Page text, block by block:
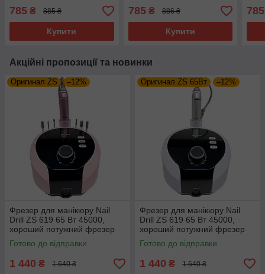
фрезер апарат фрези Nail
Drill pro zs 601
785 ₴ 885 ₴
Купити
апарат для манікюру ORI
GINAL фрейзер фреза
785₴ 886 ₴
Купити
785
Акційні пропозиції та новинки
Оригинал ZS –12%
Фрезер для манікюру Nail
Drill ZS 619 65 Вт 45000,
хороший потужний фрезер
апарат машинка для
манікюру
Готово до відправки
1 440 ₴ 1 640 ₴
Оригинал ZS 65Вт –12%
Фрезер для манікюру Nail
Drill ZS 619 65 Вт 45000,
хороший потужний фрезер
апарат машинка для
манікюру
Готово до відправки
1 440 ₴ 1 640 ₴